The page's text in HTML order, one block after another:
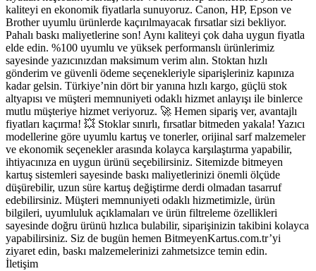
kaliteyi en ekonomik fiyatlarla sunuyoruz. Canon, HP, Epson ve
Brother uyumlu ürünlerde kaçırılmayacak fırsatlar sizi bekliyor.
Pahalı baskı maliyetlerine son! Aynı kaliteyi çok daha uygun fiyatla
elde edin. %100 uyumlu ve yüksek performanslı ürünlerimiz
sayesinde yazıcınızdan maksimum verim alın. Stoktan hızlı
gönderim ve güvenli ödeme seçenekleriyle siparişleriniz kapınıza
kadar gelsin. Türkiye’nin dört bir yanına hızlı kargo, güçlü stok
altyapısı ve müşteri memnuniyeti odaklı hizmet anlayışı ile binlerce
mutlu müşteriye hizmet veriyoruz. 🚀 Hemen sipariş ver, avantajlı
fiyatları kaçırma! 💥 Stoklar sınırlı, fırsatlar bitmeden yakala! Yazıcı
modellerine göre uyumlu kartuş ve tonerler, orijinal sarf malzemeler
ve ekonomik seçenekler arasında kolayca karşılaştırma yapabilir,
ihtiyacınıza en uygun ürünü seçebilirsiniz. Sitemizde bitmeyen
kartuş sistemleri sayesinde baskı maliyetlerinizi önemli ölçüde
düşürebilir, uzun süre kartuş değiştirme derdi olmadan tasarruf
edebilirsiniz. Müşteri memnuniyeti odaklı hizmetimizle, ürün
bilgileri, uyumluluk açıklamaları ve ürün filtreleme özellikleri
sayesinde doğru ürünü hızlıca bulabilir, siparişinizin takibini kolayca
yapabilirsiniz. Siz de bugün hemen BitmeyenKartus.com.tr’yi
ziyaret edin, baskı malzemelerinizi zahmetsizce temin edin.
İletişim